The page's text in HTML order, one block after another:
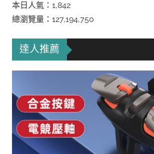
本日人氣：1,842
總瀏覽量：127,194,750
達人推薦